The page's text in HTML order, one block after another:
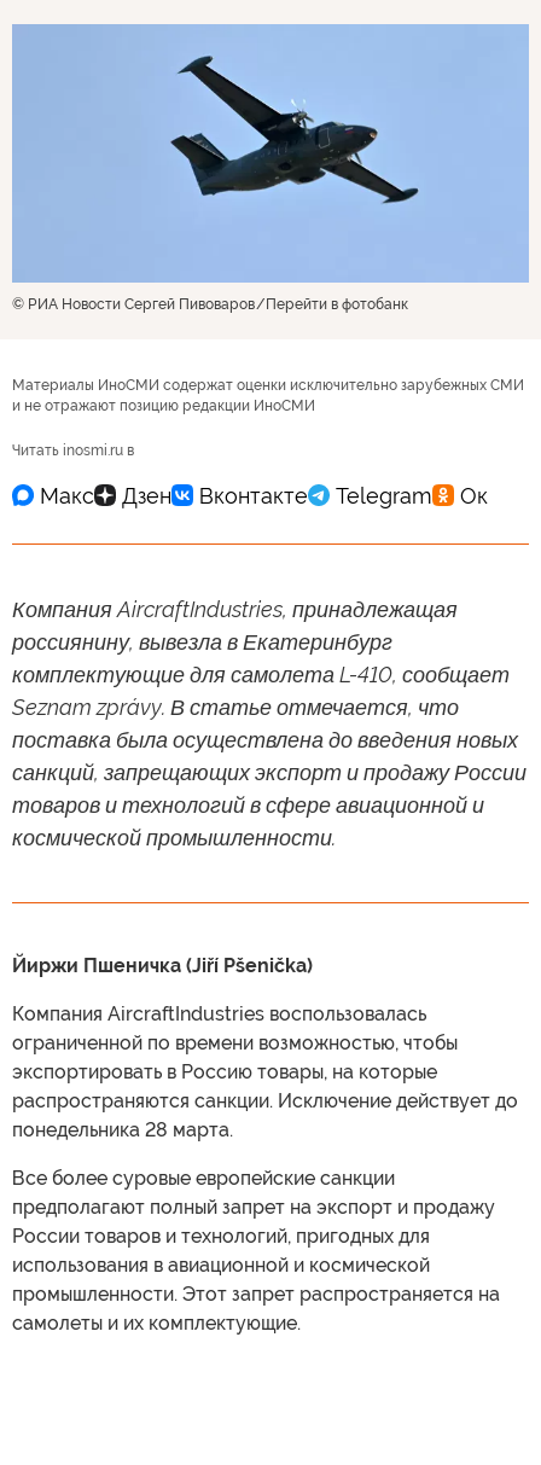
© РИА Новости Сергей Пивоваров Перейти в фотобанк
Материалы ИноСМИ содержат оценки исключительно зарубежных СМИ
и не отражают позицию редакции ИноСМИ
Читать inosmi.ru в
Компания AircraftIndustries, принадлежащая
россиянину, вывезла в Екатеринбург
комплектующие для самолета L-410, сообщает
Seznam zprávy. В статье отмечается, что
поставка была осуществлена до введения новых
санкций, запрещающих экспорт и продажу России
товаров и технологий в сфере авиационной и
космической промышленности.
Йиржи Пшеничка (Jiří Pšenička)
Компания AircraftIndustries воспользовалась
ограниченной по времени возможностью, чтобы
экспортировать в Россию товары, на которые
распространяются санкции. Исключение действует до
понедельника 28 марта.
Все более суровые европейские санкции
предполагают полный запрет на экспорт и продажу
России товаров и технологий, пригодных для
использования в авиационной и космической
промышленности. Этот запрет распространяется на
самолеты и их комплектующие.